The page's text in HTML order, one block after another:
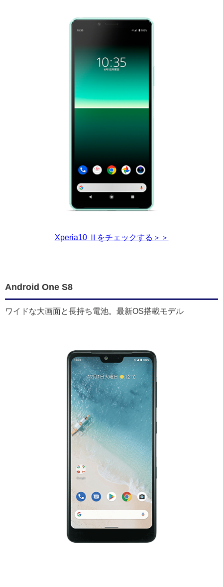
Xperia10 Ⅱをチェックする＞＞
Android One S8
ワイドな大画面と長持ち電池。最新OS搭載モデル